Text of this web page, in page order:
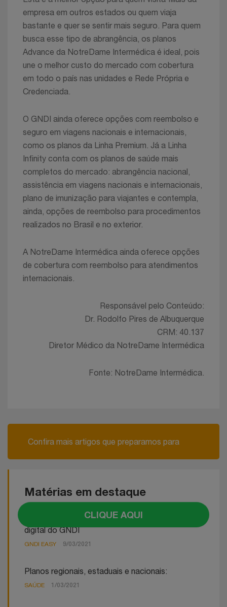
empresa em outros estados ou quem viaja
bastante e quer se sentir mais seguro. Para quem
busca esse tipo de abrangência, os planos
Advance da NotreDame Intermédica é ideal, pois
une o melhor custo do mercado com cobertura
em todo o país nas unidades e Rede Própria e
Credenciada.
O GNDI ainda oferece opções com reembolso e
seguro em viagens nacionais e internacionais,
como os planos da Linha Premium. Já a Linha
Infinity conta com os planos de saúde mais
completos do mercado: abrangência nacional,
assistência em viagens nacionais e internacionais,
plano de imunização para viajantes e contempla,
ainda, opções de reembolso para procedimentos
realizados no Brasil e no exterior.
A NotreDame Intermédica ainda oferece opções
de cobertura com reembolso para atendimentos
internacionais.
Responsável pelo Conteúdo:
Dr. Rodolfo Pires de Albuquerque
CRM: 40.137
Diretor Médico da NotreDame Intermédica
Fonte: NotreDame Intermédica.
Confira mais artigos que preparamos para
CLIQUE AQUI
Matérias em destaque
Veja os benefícios do aplicativo e plataforma
digital do GNDI
GNDI EASY 9/03/2021
Planos regionais, estaduais e nacionais:
SAÚDE 1/03/2021